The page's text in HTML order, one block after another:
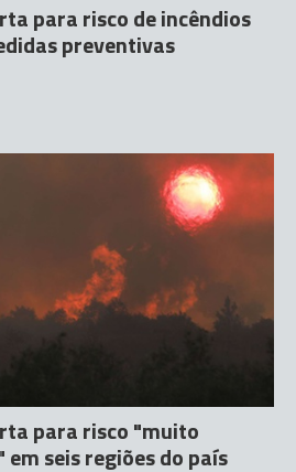
para risco de incêndios
preventivas
para risco "muito
seis regiões do país